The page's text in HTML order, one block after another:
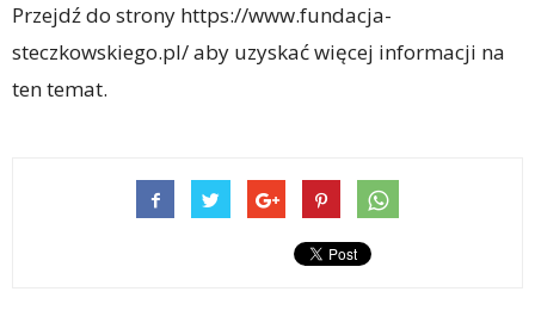
Przejdź do strony https://www.fundacja-
steczkowskiego.pl/ aby uzyskać więcej informacji na
ten temat.